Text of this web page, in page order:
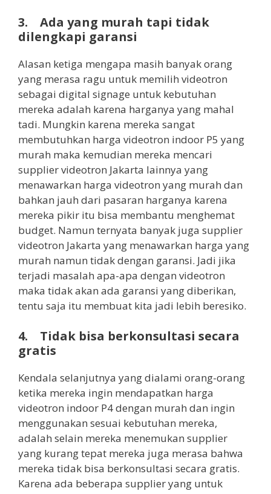
3. Ada yang murah tapi tidak
dilengkapi garansi
Alasan ketiga mengapa masih banyak orang
yang merasa ragu untuk memilih videotron
sebagai digital signage untuk kebutuhan
mereka adalah karena harganya yang mahal
tadi. Mungkin karena mereka sangat
membutuhkan harga videotron indoor P5 yang
murah maka kemudian mereka mencari
supplier videotron Jakarta lainnya yang
menawarkan harga videotron yang murah dan
bahkan jauh dari pasaran harganya karena
mereka pikir itu bisa membantu menghemat
budget. Namun ternyata banyak juga supplier
videotron Jakarta yang menawarkan harga yang
murah namun tidak dengan garansi. Jadi jika
terjadi masalah apa-apa dengan videotron
maka tidak akan ada garansi yang diberikan,
tentu saja itu membuat kita jadi lebih beresiko.
4. Tidak bisa berkonsultasi secara
gratis
Kendala selanjutnya yang dialami orang-orang
ketika mereka ingin mendapatkan harga
videotron indoor P4 dengan murah dan ingin
menggunakan sesuai kebutuhan mereka,
adalah selain mereka menemukan supplier
yang kurang tepat mereka juga merasa bahwa
mereka tidak bisa berkonsultasi secara gratis.
Karena ada beberapa supplier yang untuk